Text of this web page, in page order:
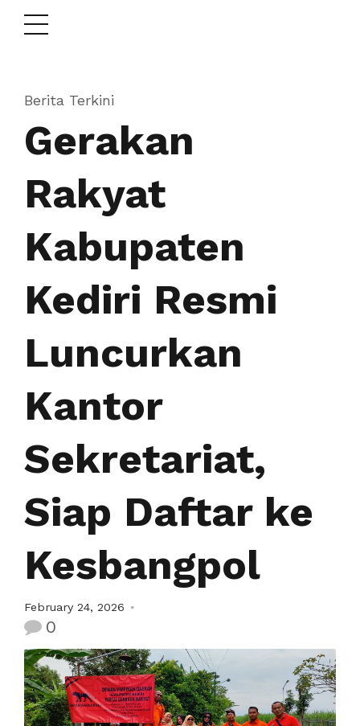
Berita Terkini
Gerakan
Rakyat
Kabupaten
Kediri Resmi
Luncurkan
Kantor
Sekretariat,
Siap Daftar ke
Kesbangpol
February 24, 2026
0